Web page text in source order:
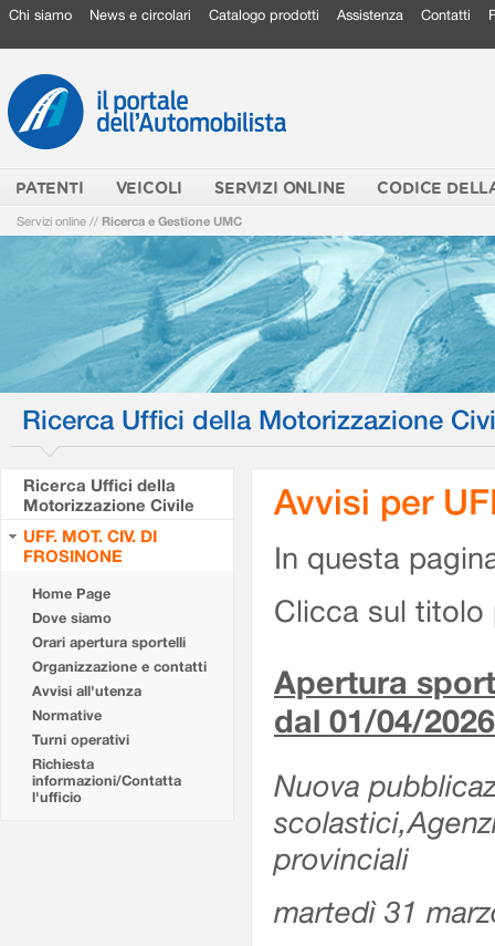
Chi siamo News e circolari Catalogo prodotti Assistenza Contatti
PATENTI VEICOLI SERVIZI ONLINE CODICE
Servizi online // Ricerca e Gestione UMC
Ricerca Uffici della Motorizzazione
Ricerca Uffici della
Motorizzazione Civile
UFF. MOT. CIV. DI
FROSINONE
Home Page
Dove siamo
Orari apertura sportelli
Organizzazione e contatti
Avvisi all'utenza
Normative
Turni operativi
Richiesta
informazioni/Contatta
l'ufficio
Avvisi per
In questa
Clicca sul titolo
Apertura
dal 01/04/2026
Nuova
provinciali
martedì 31